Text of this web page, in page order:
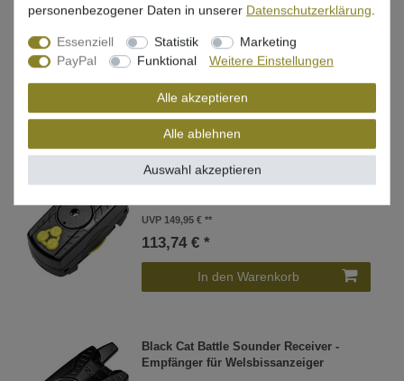
Black Cat Battle Cat Rute M 2,85m 200g -
UVP 199,99 €
In den Warenkorb
Black Cat Battle Sounder
UVP 149,95 €
113,74 € *
In den Warenkorb
Black Cat Battle Sounder Receiver -
Empfänger für Welsbissanzeiger
personenbezogener Daten in unserer Daten­schutz­erklärung.
Essenziell Statistik
Marketing
PayPal
Funktional Weitere Einstellungen
Alle akzeptieren
Alle ablehnen
Auswahl akzeptieren